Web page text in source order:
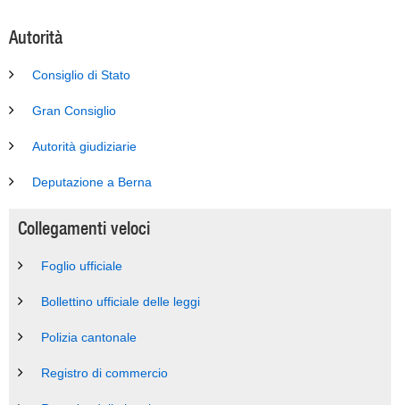
Autorità
Consiglio di Stato
Gran Consiglio
Autorità giudiziarie
Deputazione a Berna
Collegamenti veloci
Foglio ufficiale
Bollettino ufficiale delle leggi
Polizia cantonale
Registro di commercio